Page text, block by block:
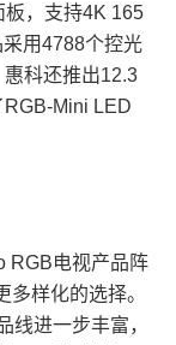
，支持4K 165
用4788个控光
科还推出12.3
Mini LED
RGB电视产品阵
样化的选择。
线进一步丰富，